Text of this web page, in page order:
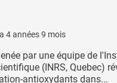
4 années 9 mois
par une équipe de
(INRS, Quebec)
antioxydants dans...